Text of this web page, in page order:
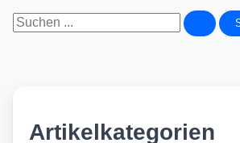
Suchen
Artikelkategorien